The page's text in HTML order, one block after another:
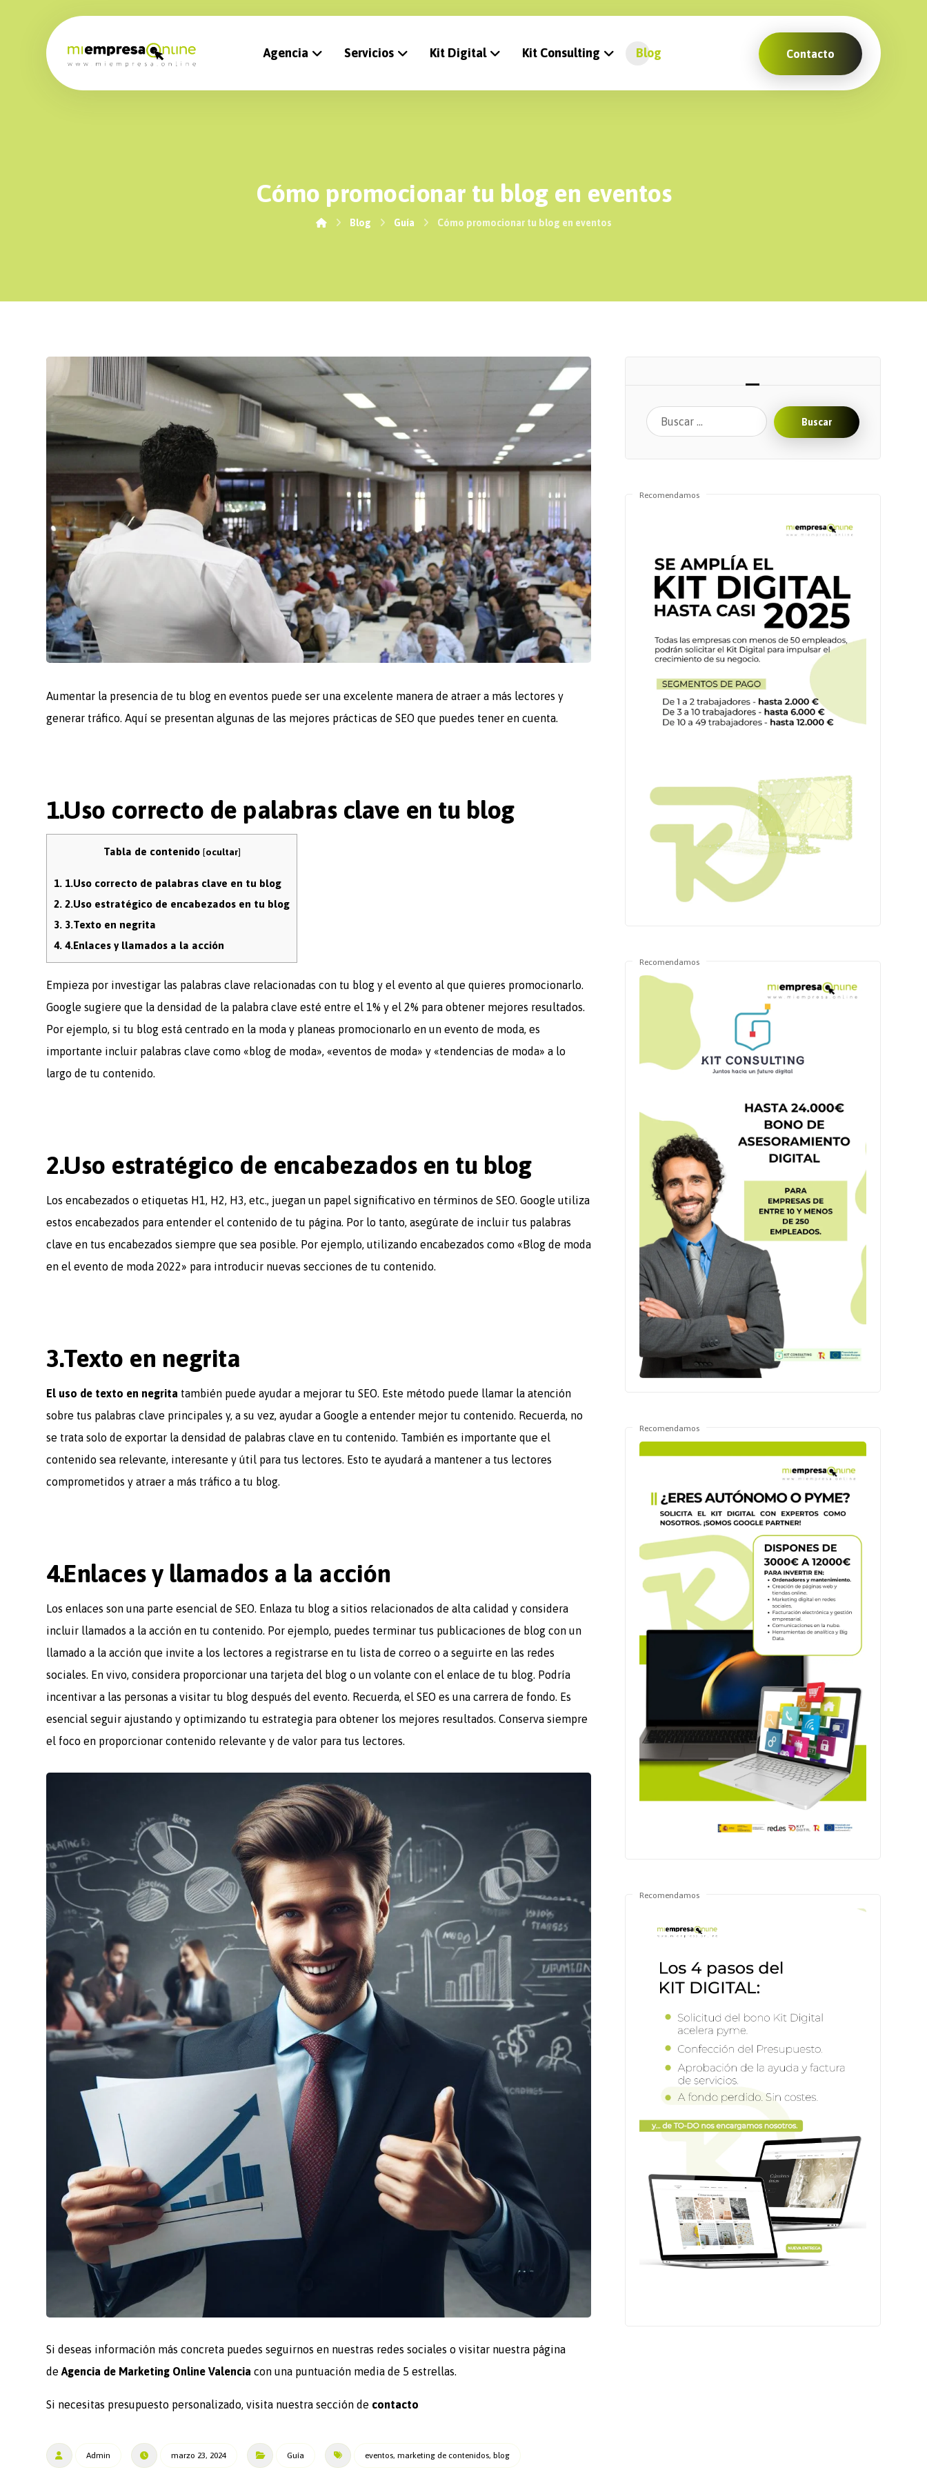
Agencia Servicios Kit Digital Kit Consulting Blog Contacto
Cómo promocionar tu blog en eventos
Blog Guía Cómo promocionar tu blog en eventos
Aumentar la presencia de tu blog en eventos puede ser una excelente manera de atraer a más lectores y
generar tráfico. Aquí se presentan algunas de las mejores prácticas de SEO que puedes tener en cuenta.
1.Uso correcto de palabras clave en tu blog
Tabla de contenido [ocultar]
1. 1.Uso correcto de palabras clave en tu blog
2. 2.Uso estratégico de encabezados en tu blog
3. 3.Texto en negrita
4. 4.Enlaces y llamados a la acción
Empieza por investigar las palabras clave relacionadas con tu blog y el evento al que quieres promocionarlo.
Google sugiere que la densidad de la palabra clave esté entre el 1% y el 2% para obtener mejores resultados.
Por ejemplo, si tu blog está centrado en la moda y planeas promocionarlo en un evento de moda, es
importante incluir palabras clave como «blog de moda», «eventos de moda» y «tendencias de moda» a lo
largo de tu contenido.
2.Uso estratégico de encabezados en tu blog
Los encabezados o etiquetas H1, H2, H3, etc., juegan un papel significativo en términos de SEO. Google utiliza
estos encabezados para entender el contenido de tu página. Por lo tanto, asegúrate de incluir tus palabras
clave en tus encabezados siempre que sea posible. Por ejemplo, utilizando encabezados como «Blog de moda
en el evento de moda 2022» para introducir nuevas secciones de tu contenido.
3.Texto en negrita
El uso de texto en negrita también puede ayudar a mejorar tu SEO. Este método puede llamar la atención
sobre tus palabras clave principales y, a su vez, ayudar a Google a entender mejor tu contenido. Recuerda, no
se trata solo de exportar la densidad de palabras clave en tu contenido. También es importante que el
contenido sea relevante, interesante y útil para tus lectores. Esto te ayudará a mantener a tus lectores
comprometidos y atraer a más tráfico a tu blog.
4.Enlaces y llamados a la acción
Los enlaces son una parte esencial de SEO. Enlaza tu blog a sitios relacionados de alta calidad y considera
incluir llamados a la acción en tu contenido. Por ejemplo, puedes terminar tus publicaciones de blog con un
llamado a la acción que invite a los lectores a registrarse en tu lista de correo o a seguirte en las redes
sociales. En vivo, considera proporcionar una tarjeta del blog o un volante con el enlace de tu blog. Podría
incentivar a las personas a visitar tu blog después del evento. Recuerda, el SEO es una carrera de fondo. Es
esencial seguir ajustando y optimizando tu estrategia para obtener los mejores resultados. Conserva siempre
el foco en proporcionar contenido relevante y de valor para tus lectores.
Si deseas información más concreta puedes seguirnos en nuestras redes sociales o visitar nuestra página
deAgencia de Marketing Online Valenciacon una puntuación media de 5 estrellas.
Si necesitas presupuesto personalizado, visita nuestra sección de contacto
Admin marzo 23, 2024 Guía eventos, marketing de contenidos, blog
Buscar
Recomendamos
Recomendamos
Recomendamos
Recomendamos